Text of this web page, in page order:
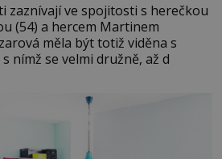
zaznívají ve spojitosti s herečkou
(54) a hercem Martinem
měla být totiž viděna s
nímž se velmi družně, až d